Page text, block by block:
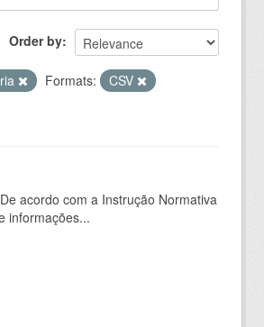
Order by
Formats:
CSV
acordo com a Instrução Normativa
informações...